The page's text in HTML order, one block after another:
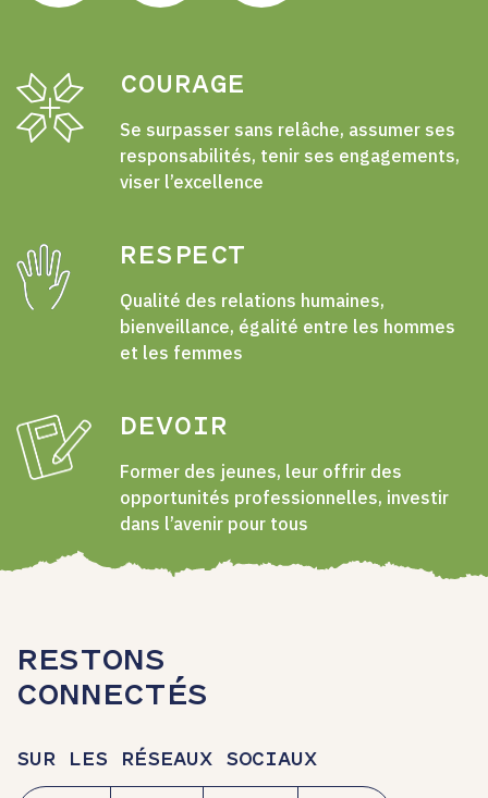
COURAGE
Se surpasser sans relâche, assumer ses
responsabilités, tenir ses engagements,
viser l’excellence
RESPECT
Qualité des relations humaines,
bienveillance, égalité entre les hommes
et les femmes
DEVOIR
Former des jeunes, leur offrir des
opportunités professionnelles, investir
dans l’avenir pour tous
RESTONS
CONNECTÉS
SUR LES RÉSEAUX SOCIAUX